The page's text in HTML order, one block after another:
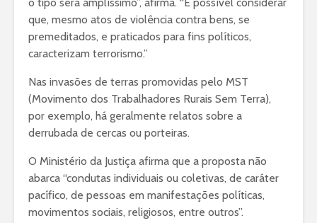
que, mesmo atos de violência contra bens, se
premeditados, e praticados para fins políticos,
caracterizam terrorismo.”
Nas invasões de terras promovidas pelo MST
(Movimento dos Trabalhadores Rurais Sem Terra),
por exemplo, há geralmente relatos sobre a
derrubada de cercas ou porteiras.
O Ministério da Justiça afirma que a proposta não
abarca “condutas individuais ou coletivas, de caráter
pacífico, de pessoas em manifestações políticas,
movimentos sociais, religiosos, entre outros”.